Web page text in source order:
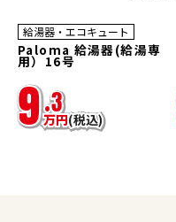
45%OFF
給湯器・エコキュート
Paloma 給湯器(給湯専
用）16号
9.3
万円(税込)